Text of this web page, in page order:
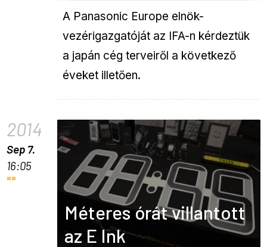
A Panasonic Europe elnök-
vezérigazgatóját az IFA-n kérdeztük
a japán cég terveiről a következő
éveket illetően.
2014
Sep 7.
16:05
Méteres órát villantott
az E Ink